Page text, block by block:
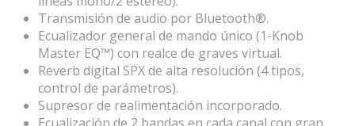
Transmisión de audio por Bluetooth®.
Ecualizador general de mando único (1-Knob
Master EQ™) con realce de graves virtual.
Reverb digital SPX de alta resolución (4 tipos,
control de parámetros).
Supresor de realimentación incorporado.